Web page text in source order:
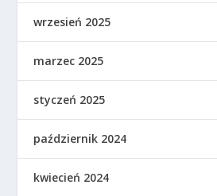
wrzesień 2025
marzec 2025
styczeń 2025
październik 2024
kwiecień 2024